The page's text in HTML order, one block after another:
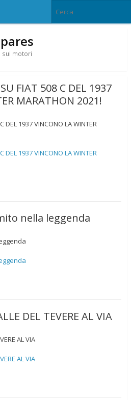
sui motori
FIAT 508 C DEL 1937
MARATHON 2021!
DEL 1937 VINCONO LA WINTER
DEL 1937 VINCONO LA WINTER
nella leggenda
DEL TEVERE AL VIA
AL VIA
AL VIA